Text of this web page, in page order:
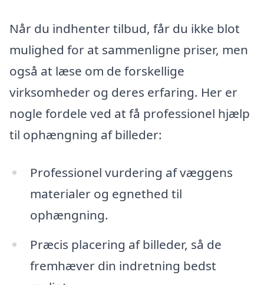
Når du indhenter tilbud, får du ikke blot
mulighed for at sammenligne priser, men
også at læse om de forskellige
virksomheder og deres erfaring. Her er
nogle fordele ved at få professionel hjælp
til ophængning af billeder:
Professionel vurdering af væggens
materialer og egnethed til
ophængning.
Præcis placering af billeder, så de
fremhæver din indretning bedst